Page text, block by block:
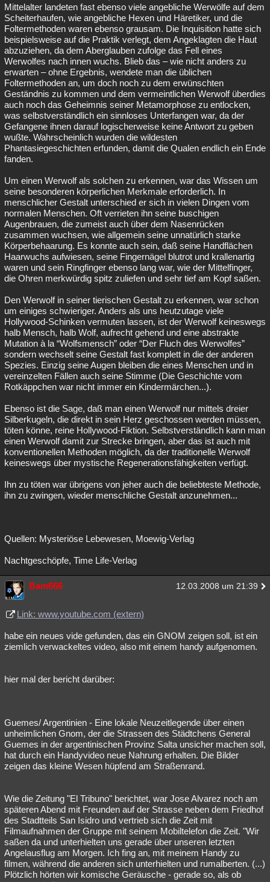
Mittelalter landeten fast ebenso viele angebliche Werwölfe auf dem
Scheiterhaufen, wie angebliche Hexen und Häretiker, und die
Foltermethoden waren ebenso grausam. Die Inquisition hatte sich
beispielsweise auf die Praktik verlegt, dem Angeklagten die Haut
abzuziehen, da dem Aberglauben zufolge das Fell eines
Werwolfes nach innen wuchs. Blieb das – wie nicht anders zu
erwarten – ohne Ergebnis, wendete man die üblichen
Foltermethoden an, um doch noch zu dem erwünschten
Geständnis zu kommen und dem vermeintlichen Werwolf überdies
auch noch das Geheimnis seiner Metamorphose zu entlocken,
was selbstverständlich ein sinnloses Unterfangen war, da der
Gefangene ihnen darauf logischerweise keine Antwort zu geben
wußte. Wahrscheinlich wurden die wildesten
Phantasiegeschichten erfunden, damit die Qualen endlich ein Ende
fanden.
Um einen Werwolf als solchen zu erkennen, war das Wissen um
seine besonderen körperlichen Merkmale erforderlich. In
menschlicher Gestalt unterschied er sich in vielen Dingen vom
normalen Menschen. Oft verrieten ihn seine buschigen
Augenbrauen, die zumeist auch über dem Nasenrücken
zusammen wuchsen, wie allgemein seine unnatürlich starke
Körperbehaarung. Es konnte auch sein, daß seine Handflächen
Haarwuchs aufwiesen, seine Fingernägel blutrot und krallenartig
waren und sein Ringfinger ebenso lang war, wie der Mittelfinger,
die Ohren merkwürdig spitz zuliefen und sehr tief am Kopf saßen.
Den Werwolf in seiner tierischen Gestalt zu erkennen, war schon
um einiges schwieriger. Anders als uns heutzutage viele
Hollywood-Schinken vermuten lassen, ist der Werwolf keineswegs
halb Mensch, halb Wolf, aufrecht gehend und eine abstrakte
Mutation à la “Wolfsmensch” oder “Der Fluch des Werwolfes”
sondern wechselt seine Gestalt fast komplett in die der anderen
Spezies. Einzig seine Augen bleiben die eines Menschen und in
vereinzelten Fällen auch seine Stimme (Die Geschichte vom
Rotkäppchen war nicht immer ein Kindermärchen...).
Ebenso ist die Sage, daß man einen Werwolf nur mittels dreier
Silberkugeln, die direkt in sein Herz geschossen werden müssen,
töten könne, reine Hollywood-Fiktion. Selbstverständlich kann man
einen Werwolf damit zur Strecke bringen, aber das ist auch mit
konventionellen Methoden möglich, da der traditionelle Werwolf
keineswegs über mystische Regenerationsfähigkeiten verfügt.
Ihn zu töten war übrigens von jeher auch die beliebteste Methode,
ihn zu zwingen, wieder menschliche Gestalt anzunehmen...
Quellen: Mysteriöse Lebewesen, Moewig-Verlag
Nachtgeschöpfe, Time Life-Verlag
Bam666 12.03.2008 um 21:39
Link: www.youtube.com (extern)
habe ein neues vide gefunden, das ein GNOM zeigen soll, ist ein
ziemlich verwackeltes video, also mit einem handy aufgenomen.
hier mal der bericht darüber:
Guemes/ Argentinien - Eine lokale Neuzeitlegende über einen
unheimlichen Gnom, der die Strassen des Städtchens General
Guemes in der argentinischen Provinz Salta unsicher machen soll,
hat durch ein Handyvideo neue Nahrung erhalten. Die Bilder
zeigen das kleine Wesen hüpfend am Straßenrand.
Wie die Zeitung "El Tribuno" berichtet, war Jose Alvarez noch am
späteren Abend mit Freunden auf der Strasse neben dem Friedhof
des Stadtteils San Isidro und vertrieb sich die Zeit mit
Filmaufnahmen der Gruppe mit seinem Mobiltelefon die Zeit. "Wir
saßen da und unterhielten uns gerade über unseren letzten
Angelausflug am Morgen. Ich fing an, mit meinem Handy zu
filmen, während die anderen sich unterhielten und rumalberten. (...)
Plötzlich hörten wir komische Geräusche - gerade so, als ob